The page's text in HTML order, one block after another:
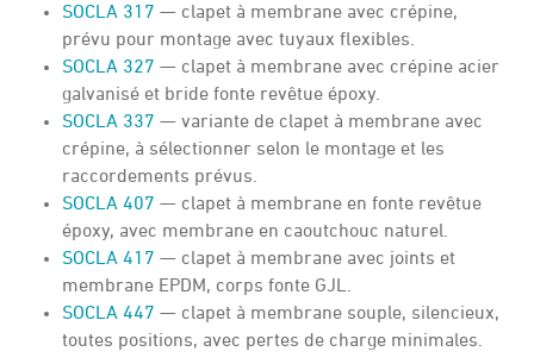
SOCLA 317 — clapet à membrane avec crépine,
prévu pour montage avec tuyaux flexibles.
SOCLA 327 — clapet à membrane avec crépine acier
galvanisé et bride fonte revêtue époxy.
SOCLA 337 — variante de clapet à membrane avec
crépine, à sélectionner selon le montage et les
raccordements prévus.
SOCLA 407 — clapet à membrane en fonte revêtue
époxy, avec membrane en caoutchouc naturel.
SOCLA 417 — clapet à membrane avec joints et
membrane EPDM, corps fonte GJL.
SOCLA 447 — clapet à membrane souple, silencieux,
toutes positions, avec pertes de charge minimales.